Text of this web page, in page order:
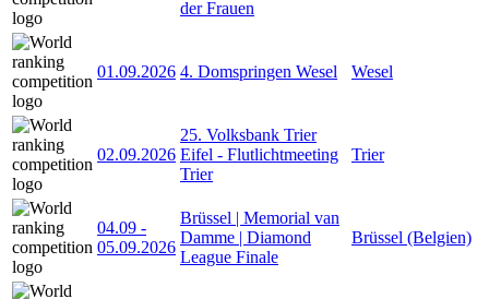
der Frauen
01.09.2026 4. Domspringen Wesel Wesel
02.09.2026
25. Volksbank Trier
Eifel - Flutlichtmeeting
Trier
Trier
04.09 -
05.09.2026
Brüssel | Memorial van
Damme | Diamond
League Finale
Brüssel (Belgien)